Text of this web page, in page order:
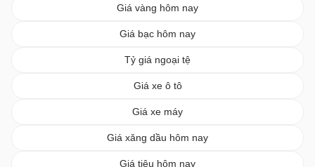
Giá vàng hôm nay
Giá bạc hôm nay
Tỷ giá ngoại tệ
Giá xe ô tô
Giá xe máy
Giá xăng dầu hôm nay
Giá tiêu hôm nay